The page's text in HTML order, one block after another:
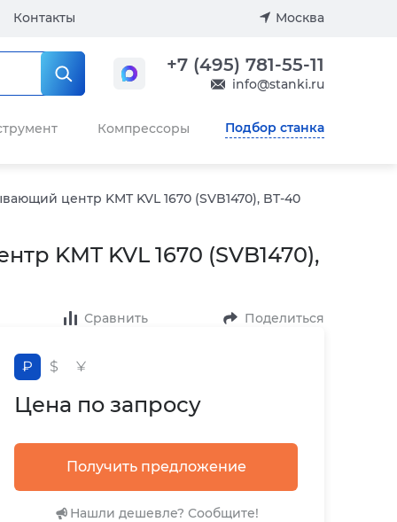
Контакты Москва
+7 (495) 781-55-11
info@stanki.ru
Компрессоры Подбор станка
центр KMT KVL 1670 (SVB1470), BT-40
KMT KVL 1670 (SVB1470),
Сравнить Поделиться
₽ $ ¥
Цена по запросу
Получить предложение
Нашли дешевле? Сообщите!